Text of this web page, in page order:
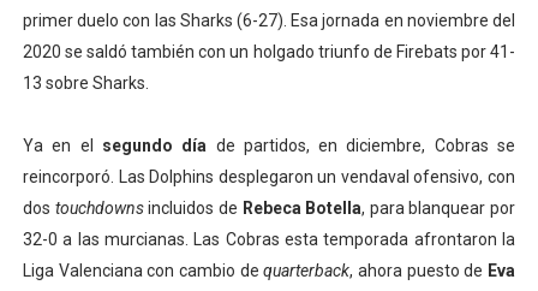
primer duelo con las Sharks (6-27). Esa jornada en noviembre del
2020 se saldó también con un holgado triunfo de Firebats por 41-
13 sobre Sharks.
Ya en el segundo día de partidos, en diciembre, Cobras se
reincorporó. Las Dolphins desplegaron un vendaval ofensivo, con
dos touchdownsincluidos de Rebeca Botella, para blanquear por
32-0 a las murcianas. Las Cobras esta temporada afrontaron la
Liga Valenciana con cambio dequarterback, ahora puesto de Eva